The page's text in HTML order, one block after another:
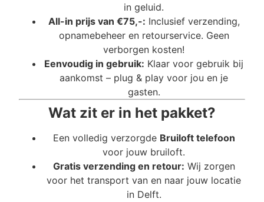
in geluid.
All-in prijs van €75,-: Inclusief verzending,
opnamebeheer en retourservice. Geen
verborgen kosten!
Eenvoudig in gebruik: Klaar voor gebruik bij
aankomst – plug & play voor jou en je
gasten.
Wat zit er in het pakket?
Een volledig verzorgde Bruiloft telefoon
voor jouw bruiloft.
Gratis verzending en retour: Wij zorgen
voor het transport van en naar jouw locatie
in Delft.